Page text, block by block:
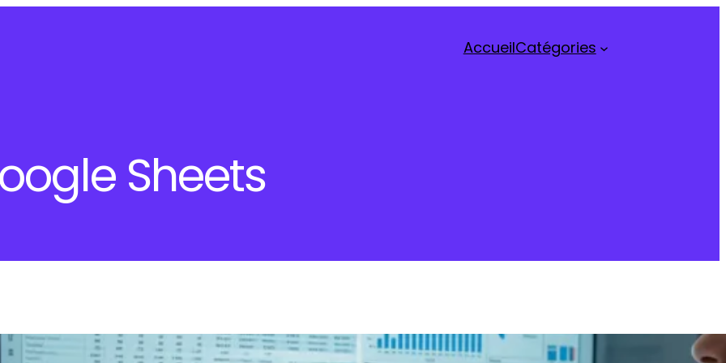
AccueilCatégories
Sheets